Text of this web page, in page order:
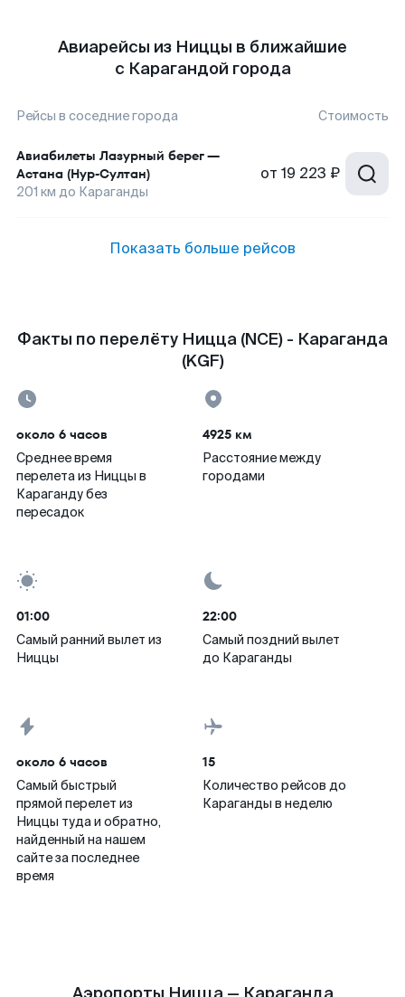
Авиарейсы из Ниццы в ближайшие
с Карагандой города
Рейсы в соседние города Стоимость
Авиабилеты Лазурный берег—
Астана (Нур-Султан)
201 км до Караганды
от 19 223 ₽
Показать больше рейсов
Факты по перелёту Ницца (NCE) - Караганда
(KGF)
около 6 часов
Среднее время
перелета из Ниццы в
Караганду без
пересадок
4925 км
Расстояние между
городами
01:00
Самый ранний вылет из
Ниццы
22:00
Самый поздний вылет
до Караганды
около 6 часов
Самый быстрый
прямой перелет из
Ниццы туда и обратно,
найденный на нашем
сайте за последнее
время
15
Количество рейсов до
Караганды в неделю